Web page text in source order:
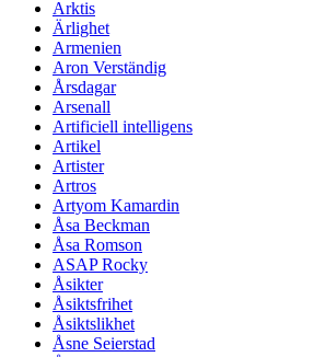
Arktis
Ärlighet
Armenien
Aron Verständig
Årsdagar
Arsenall
Artificiell intelligens
Artikel
Artister
Artros
Artyom Kamardin
Åsa Beckman
Åsa Romson
ASAP Rocky
Åsikter
Åsiktsfrihet
Åsiktslikhet
Åsne Seierstad